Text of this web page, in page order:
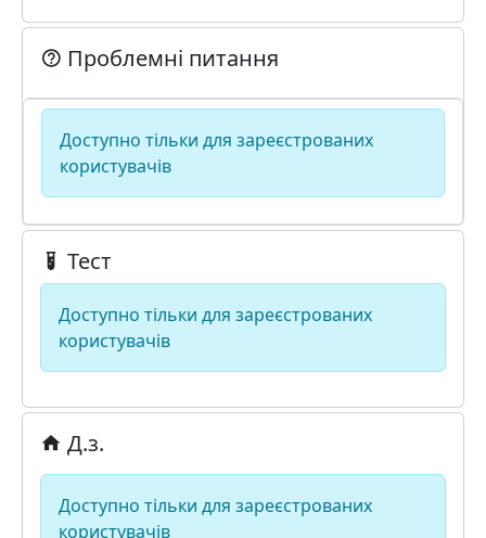
Проблемні питання
Доступно тільки для зареєстрованих
користувачів
Тест
Доступно тільки для зареєстрованих
користувачів
Д.з.
Доступно тільки для зареєстрованих
користувачів